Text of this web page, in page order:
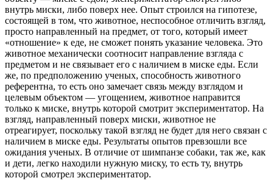
внутрь миски, либо поверх нее. Опыт строился на гипотезе,
состоящей в том, что животное, неспособное отличить взгляд,
просто направленный на предмет, от того, который имеет
«отношение» к еде, не сможет понять указание человека. Это
животное механически соотносит направление взгляда с
предметом и не связывает его с наличием в миске еды. Если
же, по предположению ученых, способность животного
референтна, то есть оно замечает связь между взглядом и
целевым объектом — угощением, животное направится
только к миске, внутрь которой смотрит экспериментатор. На
взгляд, направленный поверх миски, животное не
отреагирует, поскольку такой взгляд не будет для него связан с
наличием в миске еды. Результаты опытов превзошли все
ожидания ученых. В отличие от шимпанзе собаки, так же, как
и дети, легко находили нужную миску, то есть ту, внутрь
которой смотрел экспериментатор.